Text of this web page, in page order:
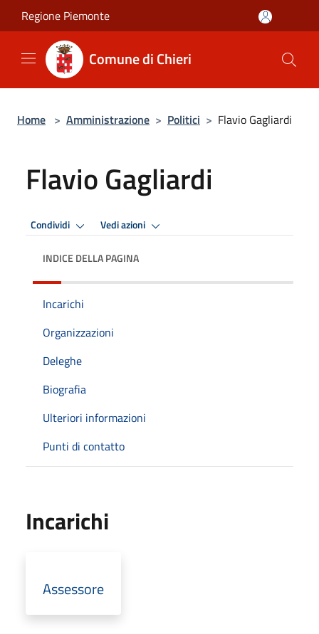
Salta al contenuto principale
Regione Piemonte
Comune di Chieri
Home > Amministrazione > Politici > Flavio Gagliardi
Flavio Gagliardi
Condividi Vedi azioni
INDICE DELLA PAGINA
Incarichi
Organizzazioni
Deleghe
Biografia
Ulteriori informazioni
Punti di contatto
Incarichi
Assessore